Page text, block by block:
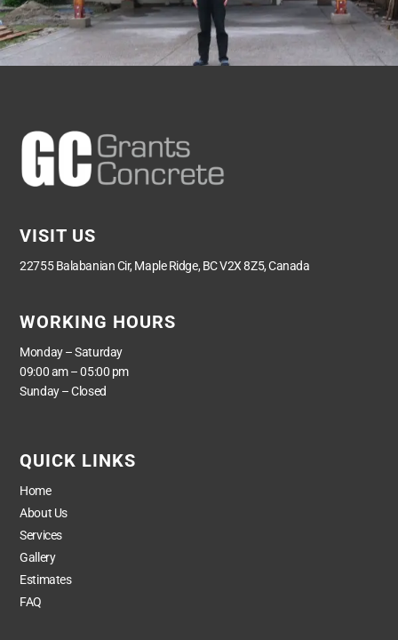
VISIT US
22755 Balabanian Cir, Maple Ridge, BC V2X 8Z5, Canada
WORKING HOURS
Monday – Saturday
09:00 am – 05:00 pm
Sunday – Closed
QUICK LINKS
Home
About Us
Services
Gallery
Estimates
FAQ